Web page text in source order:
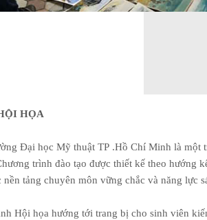
HỌA
Đại học Mỹ thuật TP .Hồ Chí Minh là một
trình đào tạo được thiết kế theo hướng
tảng chuyên môn vững chắc và năng lực
Hội họa hướng tới trang bị cho sinh viên